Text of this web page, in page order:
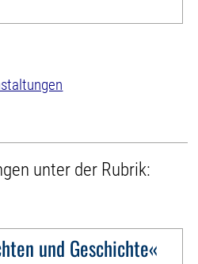
unter der Rubrik:
und Geschichte«